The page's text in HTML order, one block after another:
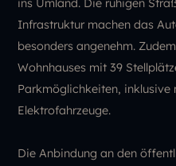
ins Umland. Die ruhigen
Infrastruktur machen das
besonders angenehm.
Wohnhauses mit 39
Parkmöglichkeiten,
Elektrofahrzeuge.
Die Anbindung an den